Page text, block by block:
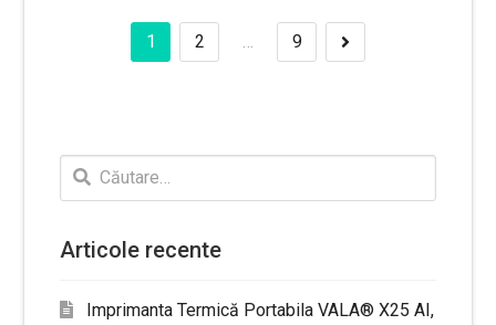
Navigare
articole
1 2 … 9
Next»
Caută
după:
Articole recente
Imprimanta Termică Portabila VALA® X25 AI,